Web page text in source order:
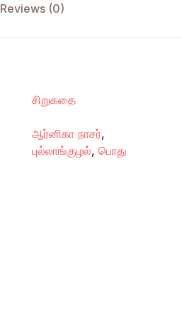
Reviews (0)
சிறுகதை
ஆர்னிகா நாசர்,
புல்லாங்குழல், பொது